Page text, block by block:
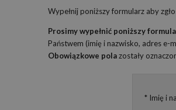
Wypełnij poniższy formularz aby
Prosimy wypełnić poniższy
Państwem (imię i nazwisko, adres e-
Obowiązkowe polazostały
* Imię i